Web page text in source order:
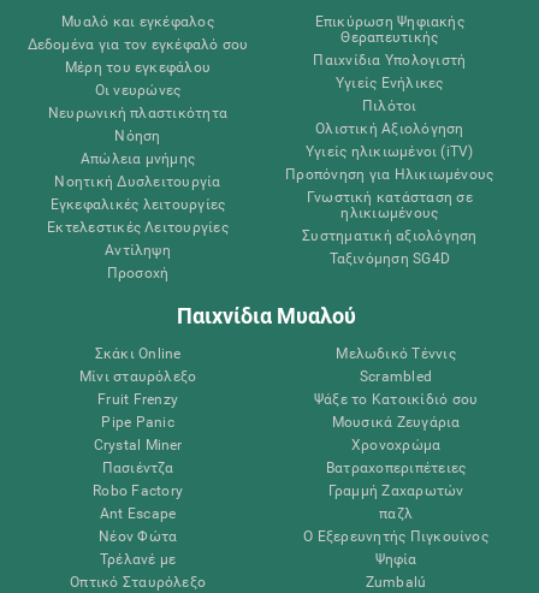
Μυαλό και εγκέφαλος
Δεδομένα για τον εγκέφαλό σου
Μέρη του εγκεφάλου
Οι νευρώνες
Νευρωνική πλαστικότητα
Νόηση
Απώλεια μνήμης
Νοητική Δυσλειτουργία
Εγκεφαλικές λειτουργίες
Εκτελεστικές Λειτουργίες
Αντίληψη
Προσοχή
Επικύρωση Ψηφιακής
Θεραπευτικής
Παιχνίδια Υπολογιστή
Υγιείς Ενήλικες
Πιλότοι
Ολιστική Αξιολόγηση
Υγιείς ηλικιωμένοι (iTV)
Προπόνηση για Ηλικιωμένους
Γνωστική κατάσταση σε
ηλικιωμένους
Συστηματική αξιολόγηση
Ταξινόμηση SG4D
Παιχνίδια Μυαλού
Σκάκι Online
Μίνι σταυρόλεξο
Fruit Frenzy
Pipe Panic
Crystal Miner
Πασιέντζα
Robo Factory
Ant Escape
Νέον Φώτα
Τρέλανέ με
Οπτικό Σταυρόλεξο
Μελωδικό Τέννις
Scrambled
Ψάξε το Κατοικίδιό σου
Μουσικά Ζευγάρια
Χρονοχρώμα
Βατραχοπεριπέτειες
Γραμμή Ζαχαρωτών
παζλ
Ο Εξερευνητής Πιγκουίνος
Ψηφία
Zumbalú